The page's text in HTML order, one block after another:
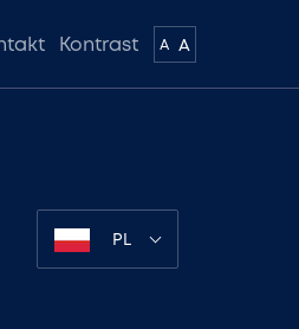
Kontrast A A
PL